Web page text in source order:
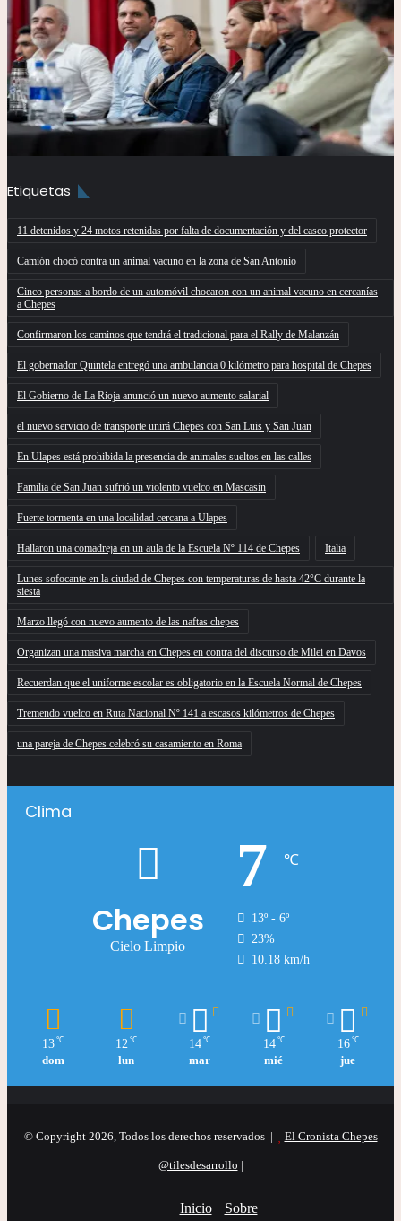
Etiquetas
11 detenidos y 24 motos retenidas por falta de documentación y del casco protector
Camión chocó contra un animal vacuno en la zona de San Antonio
Cinco personas a bordo de un automóvil chocaron con un animal vacuno en cercanías
a Chepes
Confirmaron los caminos que tendrá el tradicional para el Rally de Malanzán
El gobernador Quintela entregó una ambulancia 0 kilómetro para hospital de Chepes
El Gobierno de La Rioja anunció un nuevo aumento salarial
el nuevo servicio de transporte unirá Chepes con San Luis y San Juan
En Ulapes está prohibida la presencia de animales sueltos en las calles
Familia de San Juan sufrió un violento vuelco en Mascasín
Fuerte tormenta en una localidad cercana a Ulapes
Hallaron una comadreja en un aula de la Escuela Nº 114 de Chepes Italia
Lunes sofocante en la ciudad de Chepes con temperaturas de hasta 42°C durante la
siesta
Marzo llegó con nuevo aumento de las naftas chepes
Organizan una masiva marcha en Chepes en contra del discurso de Milei en Davos
Recuerdan que el uniforme escolar es obligatorio en la Escuela Normal de Chepes
Tremendo vuelco en Ruta Nacional Nº 141 a escasos kilómetros de Chepes
una pareja de Chepes celebró su casamiento en Roma
Clima
Chepes
Cielo Limpio
7 ℃
13º - 6º
23%
10.18 km/h
13 ℃
dom
12 ℃
lun
14 ℃
mar
14 ℃
mié
16 ℃
jue
© Copyright 2026, Todos los derechos reservados | El Cronista Chepes
@tilesdesarrollo |
Inicio Sobre